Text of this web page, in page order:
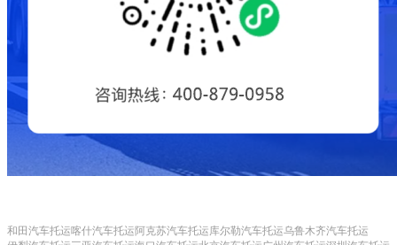
和田汽车托运喀什汽车托运 阿克苏汽车托运库尔勒汽车托运乌鲁木齐汽车托运